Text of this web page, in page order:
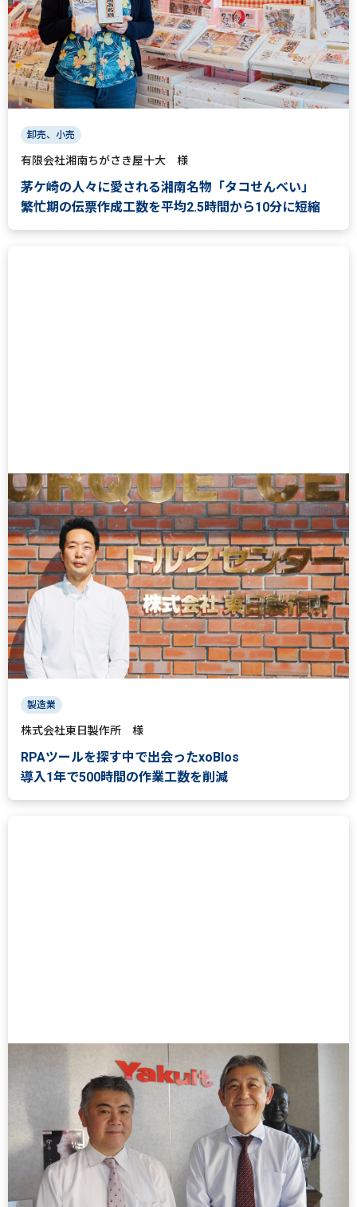
卸売、小売
有限会社湘南ちがさき屋十大 様
茅ケ崎の人々に愛される湘南名物「タコせんべい」
繁忙期の伝票作成工数を平均2.5時間から10分に短縮
製造業
株式会社東日製作所 様
RPAツールを探す中で出会ったxoBlos
導入1年で500時間の作業工数を削減